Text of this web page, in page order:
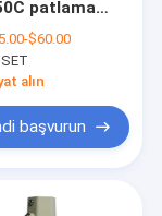
patlama
alanlarda
aydınlatma
için
dayanıklı
$60.00
alın
başvurun